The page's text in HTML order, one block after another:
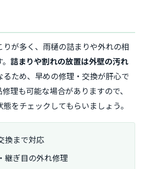
が多く、雨樋の詰まりや外れの相
詰まりや割れの放置は外壁の汚れ
るため、早めの修理・交換が肝心で
理も可能な場合がありますので、
をチェックしてもらいましょう。
換まで対応
継ぎ目の外れ修理